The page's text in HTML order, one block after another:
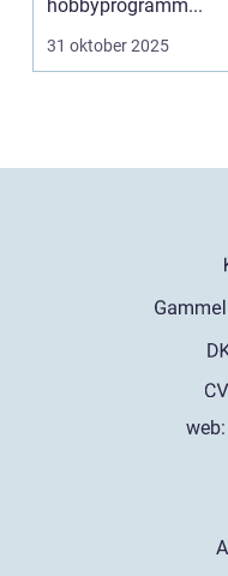
hobbyprogramm...
31 oktober 2025
web: